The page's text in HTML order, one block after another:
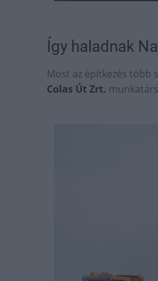
Így haladnak
Most az építkezés több
Colas Út Zrt.